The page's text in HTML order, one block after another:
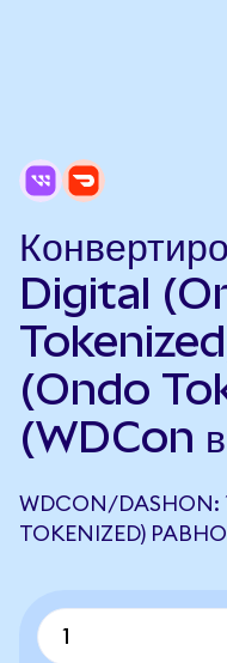
Digital
(Ondo
(WDCon
WDCON/DASHON:
TOKENIZED)